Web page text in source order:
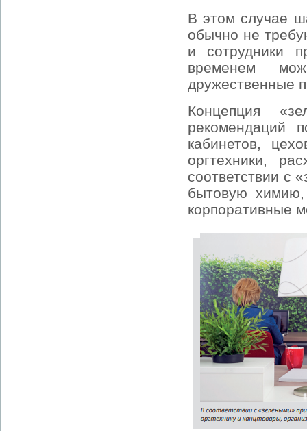
В этом случае
обычно не
и сотрудники
временем
дружественные
Концепция
рекомендаций
кабинетов,
оргтехники,
соответствии с
бытовую химию,
корпоративные